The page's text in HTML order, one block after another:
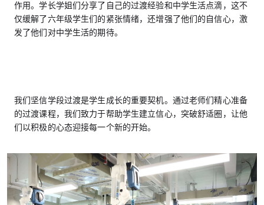
作用。学长学姐们分享了自己的过渡经验和中学生活点滴，这不
仅缓解了六年级学生们的紧张情绪，还增强了他们的自信心，激
发了他们对中学生活的期待。
我们坚信学段过渡是学生成长的重要契机。通过老师们精心准备
的过渡课程，我们致力于帮助学生建立信心，突破舒适圈，让他
们以积极的心态迎接每一个新的开始。